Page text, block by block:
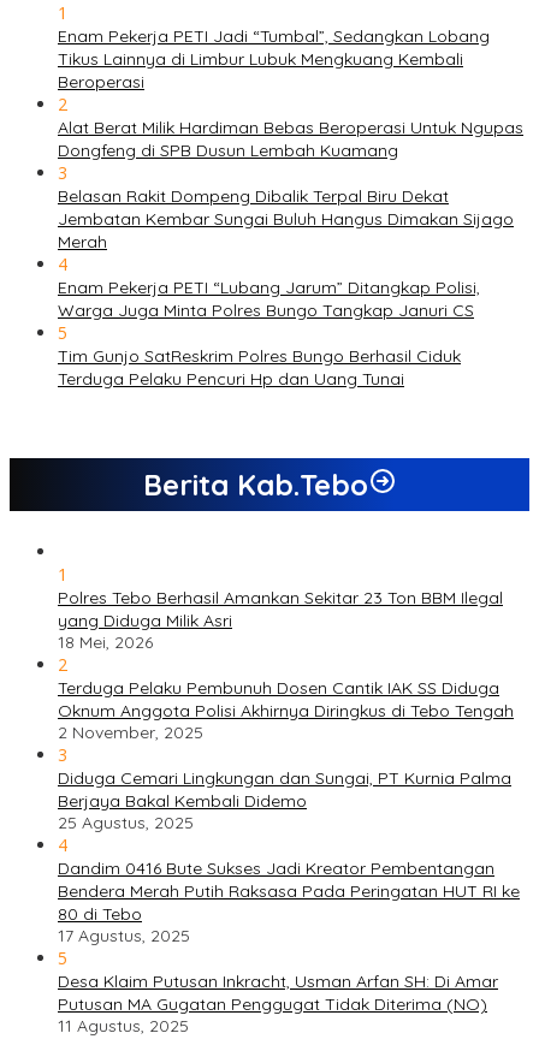
1
Enam Pekerja PETI Jadi “Tumbal”, Sedangkan Lobang
Tikus Lainnya di Limbur Lubuk Mengkuang Kembali
Beroperasi
2
Alat Berat Milik Hardiman Bebas Beroperasi Untuk Ngupas
Dongfeng di SPB Dusun Lembah Kuamang
3
Belasan Rakit Dompeng Dibalik Terpal Biru Dekat
Jembatan Kembar Sungai Buluh Hangus Dimakan Sijago
Merah
4
Enam Pekerja PETI “Lubang Jarum” Ditangkap Polisi,
Warga Juga Minta Polres Bungo Tangkap Januri CS
5
Tim Gunjo SatReskrim Polres Bungo Berhasil Ciduk
Terduga Pelaku Pencuri Hp dan Uang Tunai
Berita Kab.Tebo
1
Polres Tebo Berhasil Amankan Sekitar 23 Ton BBM Ilegal
yang Diduga Milik Asri
18 Mei, 2026
2
Terduga Pelaku Pembunuh Dosen Cantik IAK SS Diduga
Oknum Anggota Polisi Akhirnya Diringkus di Tebo Tengah
2 November, 2025
3
Diduga Cemari Lingkungan dan Sungai, PT Kurnia Palma
Berjaya Bakal Kembali Didemo
25 Agustus, 2025
4
Dandim 0416 Bute Sukses Jadi Kreator Pembentangan
Bendera Merah Putih Raksasa Pada Peringatan HUT RI ke
80 di Tebo
17 Agustus, 2025
5
Desa Klaim Putusan Inkracht, Usman Arfan SH: Di Amar
Putusan MA Gugatan Penggugat Tidak Diterima (NO)
11 Agustus, 2025